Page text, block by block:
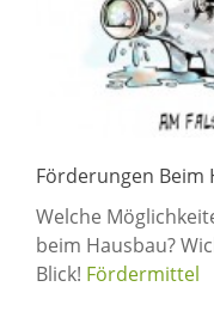
Förderungen Beim
Welche
beim Hausbau?
Blick! Fördermittel